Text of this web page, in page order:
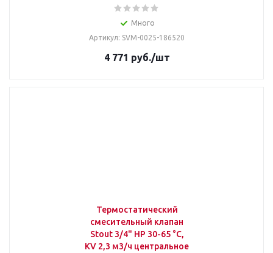
Много
Артикул: SVM-0025-186520
4 771 руб./шт
Термостатический
смесительный клапан
Stout 3/4" НР 30-65 °С,
KV 2,3 м3/ч центральное